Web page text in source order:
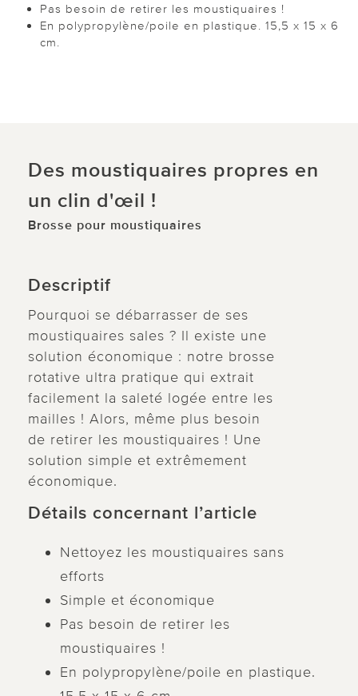
Pas besoin de retirer les moustiquaires !
En polypropylène/poile en plastique. 15,5 x 15 x 6
cm.
Des moustiquaires propres en
un clin d'œil !
Brosse pour moustiquaires
Descriptif
Pourquoi se débarrasser de ses
moustiquaires sales ? Il existe une
solution économique : notre brosse
rotative ultra pratique qui extrait
facilement la saleté logée entre les
mailles ! Alors, même plus besoin
de retirer les moustiquaires ! Une
solution simple et extrêmement
économique.
Détails concernant l’article
Nettoyez les moustiquaires sans
efforts
Simple et économique
Pas besoin de retirer les
moustiquaires !
En polypropylène/poile en plastique.